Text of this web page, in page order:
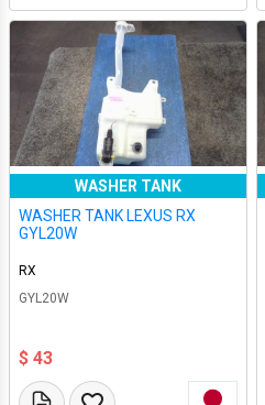
WASHER TANK
WASHER TANK LEXUS RX
GYL20W
RX
GYL20W
$ 43